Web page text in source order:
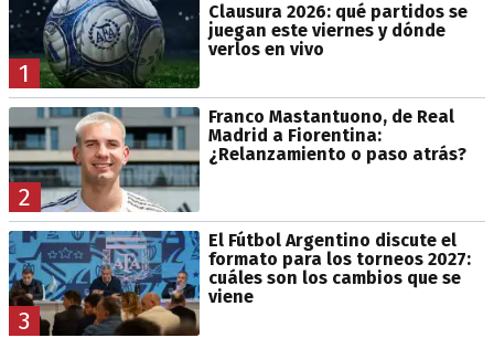
1
Clausura 2026: qué partidos se
juegan este viernes y dónde
verlos en vivo
2
Franco Mastantuono, de Real
Madrid a Fiorentina:
¿Relanzamiento o paso atrás?
3
El Fútbol Argentino discute el
formato para los torneos 2027:
cuáles son los cambios que se
viene